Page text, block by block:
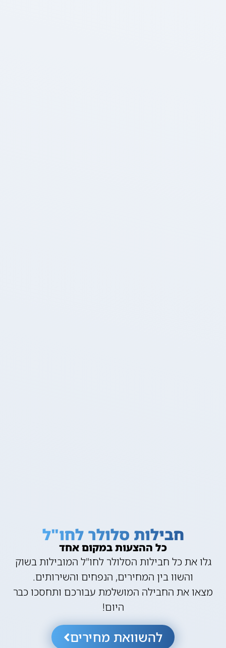
חבילות סלולר לחו"ל
כל ההצעות במקום אחד
גלו את כל חבילות הסלולר לחו"ל המובילות בשוק
והשוו בין המחירים, הנפחים והשירותים.
מצאו את החבילה המושלמת עבורכם ותחסכו כבר
היום!
להשוואת מחירים